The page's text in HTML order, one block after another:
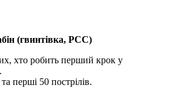
(гвинтівка, PCC)
хто робить перший крок у
перші 50 пострілів.